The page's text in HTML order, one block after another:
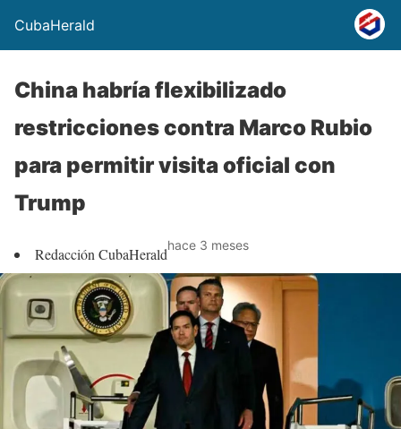
CubaHerald
China habría flexibilizado
restricciones contra Marco Rubio
para permitir visita oficial con
Trump
Redacción CubaHeraldhace 3 meses